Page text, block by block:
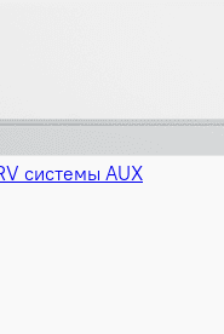
системы AUX